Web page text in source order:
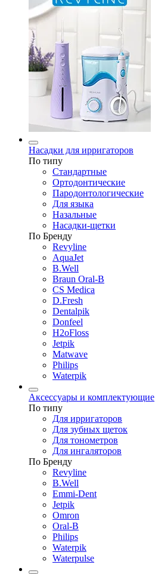
Насадки для ирригаторов
По типу
Стандартные
Ортодонтические
Пародонтологические
Для языка
Назальные
Насадки-щетки
По Бренду
Revyline
AquaJet
B.Well
Braun Oral-B
CS Medica
D.Fresh
Dentalpik
Donfeel
H2oFloss
Jetpik
Matwave
Philips
Waterpik
Аксессуары и комплектующие
По типу
Для ирригаторов
Для зубных щеток
Для тонометров
Для ингаляторов
По Бренду
Revyline
B.Well
Emmi-Dent
Jetpik
Omron
Oral-B
Philips
Waterpik
Waterpulse